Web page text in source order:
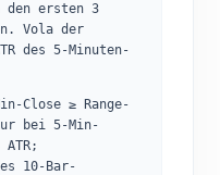
den ersten 3
Vola der
des 5-Minuten-
Close ≥ Range-
bei 5-Min-
10-Bar-